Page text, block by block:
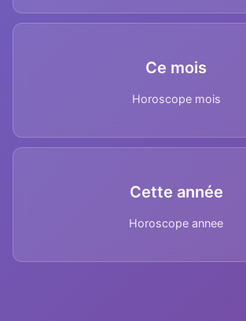
Ce mois
Horoscope mois
Cette année
Horoscope annee